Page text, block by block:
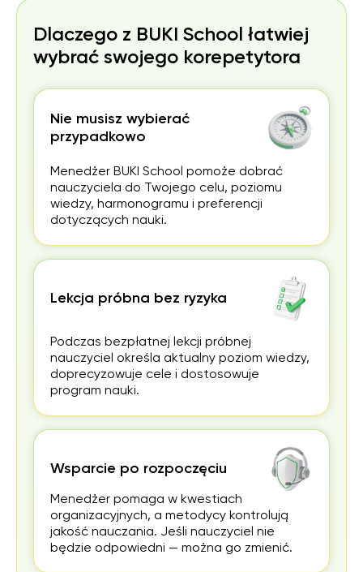
Dlaczego z BUKI School łatwiej
wybrać swojego korepetytora
Nie musisz wybierać
przypadkowo
Menedżer BUKI School pomoże dobrać
nauczyciela do Twojego celu, poziomu
wiedzy, harmonogramu i preferencji
dotyczących nauki.
Lekcja próbna bez ryzyka
Podczas bezpłatnej lekcji próbnej
nauczyciel określa aktualny poziom wiedzy,
doprecyzowuje cele i dostosowuje
program nauki.
Wsparcie po rozpoczęciu
Menedżer pomaga w kwestiach
organizacyjnych, a metodycy kontrolują
jakość nauczania. Jeśli nauczyciel nie
będzie odpowiedni — można go zmienić.